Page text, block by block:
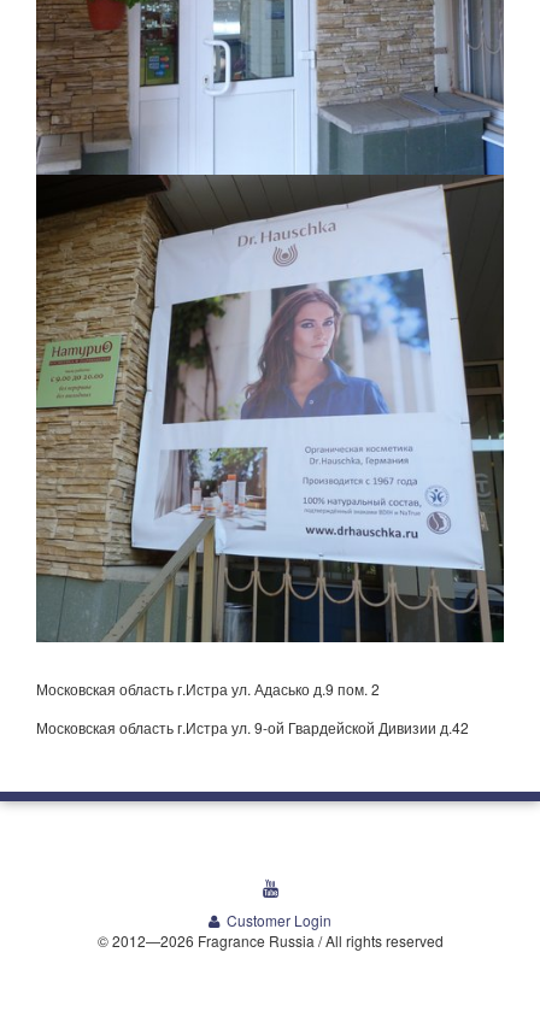
Московская область г.Истра ул. Адасько д.9 пом. 2
Московская область г.Истра ул. 9-ой Гвардейской Дивизии д.42
youtube
Customer Login
© 2012—2026 Fragrance Russia / All rights reserved